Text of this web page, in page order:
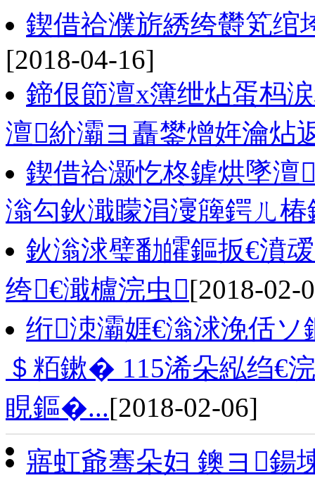
鍥借祫濮旂綉绔欎笂绾
[2018-04-16]
鍗佷節澶х簿绁炶蛋杩
澶紒灞ヨ矗鐢熷姩瀹炶
鍥借祫灏忔柊鎼烘墜澶
滃勾鈥濈矇涓濅簰鍔ㄦ椿
鈥滃浗璧勫皬鏂扳€濆
绔€濈櫨浣虫[2018-02-
绗洓灞娾€滃浗浼佸
＄粨鏉� 115浠朵紭绉€
睍鏂�...[2018-02-06]
寤虹爺骞朵妇 鐭ヨ鍚